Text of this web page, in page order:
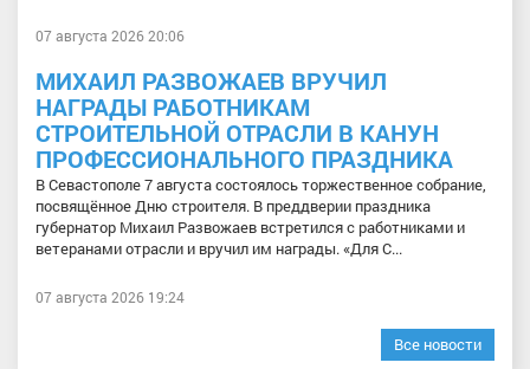
07 августа 2026 20:06
МИХАИЛ РАЗВОЖАЕВ ВРУЧИЛ
НАГРАДЫ РАБОТНИКАМ
СТРОИТЕЛЬНОЙ ОТРАСЛИ В КАНУН
ПРОФЕССИОНАЛЬНОГО ПРАЗДНИКА
В Севастополе 7 августа состоялось торжественное собрание,
посвящённое Дню строителя. В преддверии праздника
губернатор Михаил Развожаев встретился с работниками и
ветеранами отрасли и вручил им награды. «Для С...
07 августа 2026 19:24
Все новости